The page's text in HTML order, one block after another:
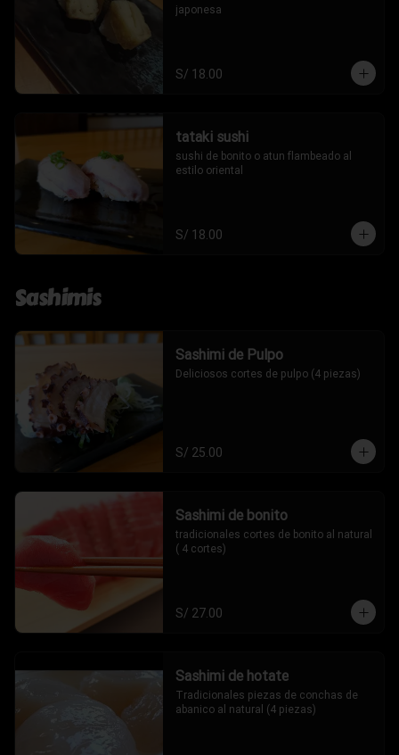
japonesa
S/ 18.00
tataki sushi
sushi de bonito o atun flambeado al
estilo oriental
S/ 18.00
Sashimis
Sashimi de Pulpo
Deliciosos cortes de pulpo (4 piezas)
S/ 25.00
Sashimi de bonito
tradicionales cortes de bonito al natural
( 4 cortes)
S/ 27.00
Sashimi de hotate
Tradicionales piezas de conchas de
abanico al natural (4 piezas)